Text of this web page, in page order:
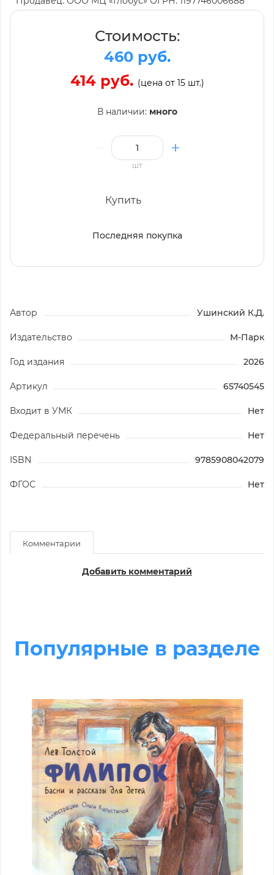
Стоимость:
460 руб.
414 руб. (цена от 15 шт.)
В наличии: много
шт
Купить
Последняя покупка
Автор Ушинский К.Д.
Издательство М-Парк
Год издания 2026
Артикул 65740545
Входит в УМК Нет
Федеральный перечень Нет
ISBN 9785908042079
ФГОС Нет
Комментарии
Добавить комментарий
Популярные в разделе